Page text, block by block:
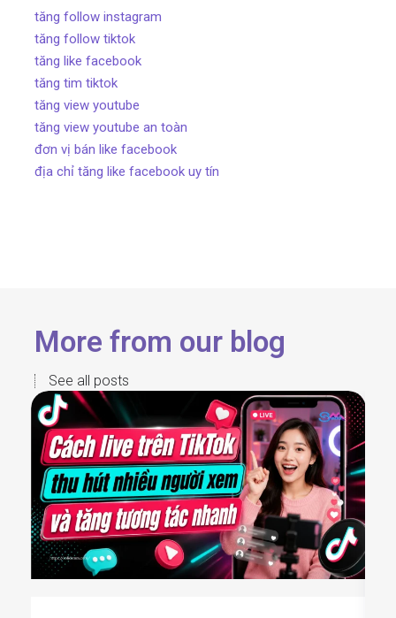
tăng follow instagram
tăng follow tiktok
tăng like facebook
tăng tim tiktok
tăng view youtube
tăng view youtube an toàn
đơn vị bán like facebook
địa chỉ tăng like facebook uy tín
More from our blog
See all posts